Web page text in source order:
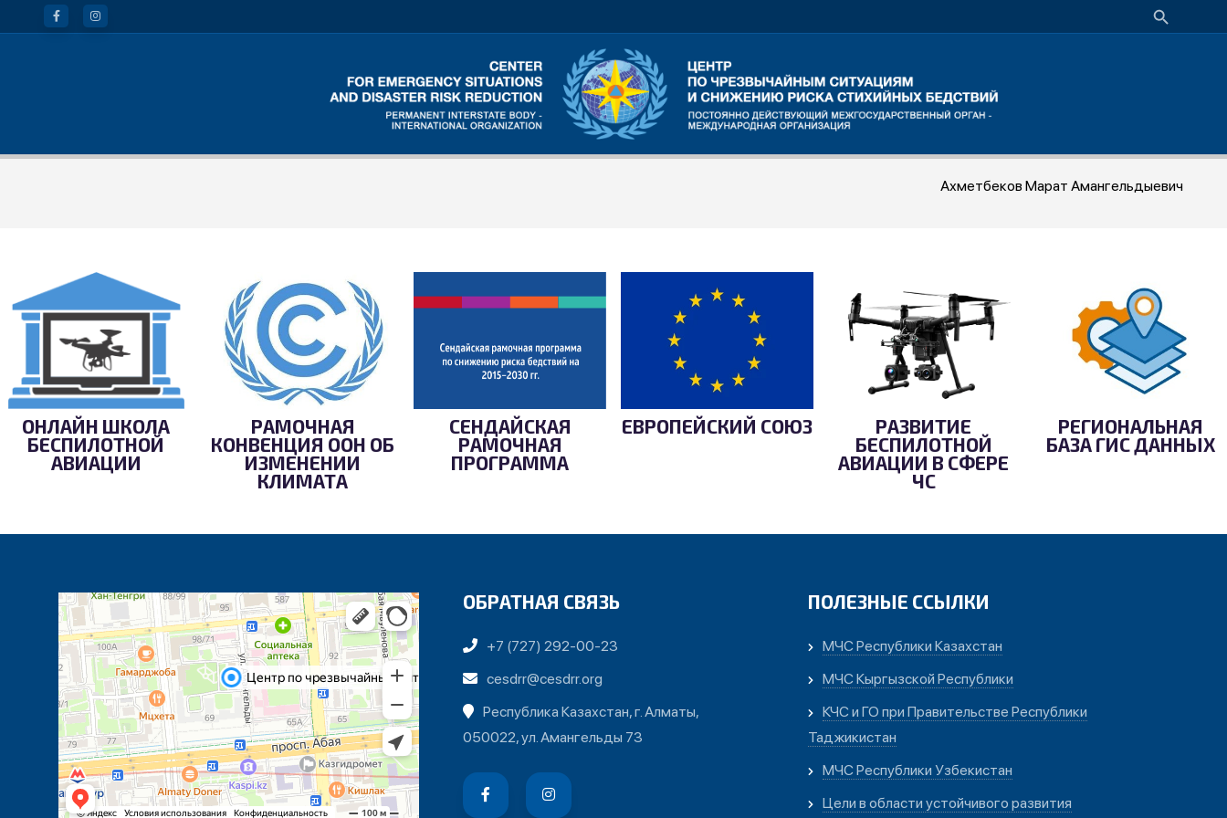
Ахметбеков Марат Амангельдыевич
ОНЛАЙН ШКОЛА
БЕСПИЛОТНОЙ
АВИАЦИИ
РАМОЧНАЯ
КОНВЕНЦИЯ ООН ОБ
ИЗМЕНЕНИИ
КЛИМАТА
СЕНДАЙСКАЯ
РАМОЧНАЯ
ПРОГРАММА
ЕВРОПЕЙСКИЙ СОЮЗ
РАЗВИТИЕ
БЕСПИЛОТНОЙ
АВИАЦИИ В СФЕРЕ
ЧС
РЕГИОНАЛЬНАЯ
БАЗА ГИС ДАННЫХ
ОБРАТНАЯ СВЯЗЬ
+7 (727) 292-00-23
cesdrr@cesdrr.org
Республика Казахстан, г. Алматы,
050022, ул. Амангельды 73
ПОЛЕЗНЫЕ ССЫЛКИ
МЧС Республики Казахстан
МЧС Кыргызской Республики
КЧС и ГО при Правительстве Республики
Таджикистан
МЧС Республики Узбекистан
Цели в области устойчивого развития